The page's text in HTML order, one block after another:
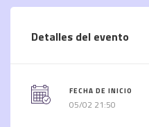
Detalles del evento
FECHA DE INICIO
05/02 21:50